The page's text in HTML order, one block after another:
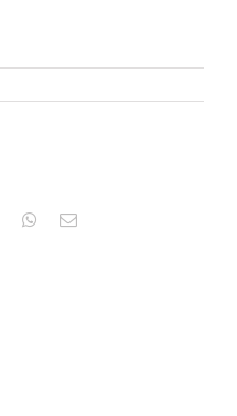
LinkedInWhatsApp
E-